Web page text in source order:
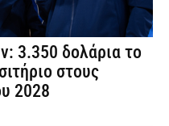
3.350 δολάρια το
στους
2028